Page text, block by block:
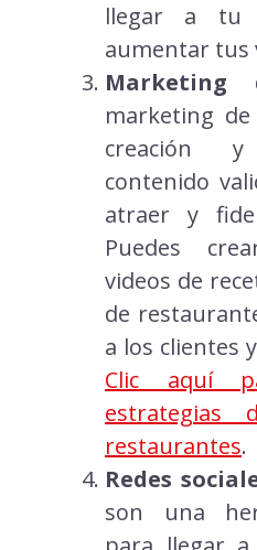
llegar a tu
aumentar tus
Marketing
marketing
creación
contenido
atraer y
Puedes
videos de
de
a los clientes
Clic aquí
estrategias
restaurantes.
Redes
son una